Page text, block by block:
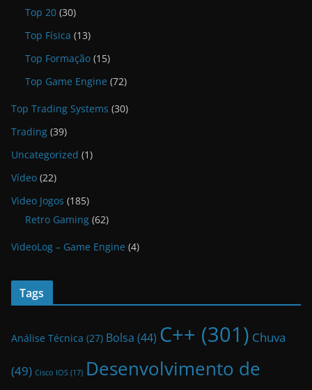
Top 20 (30)
Top Física (13)
Top Formação (15)
Top Game Engine (72)
Top Trading Systems (30)
Trading (39)
Uncategorized (1)
Vídeo (22)
Video Jogos (185)
Retro Gaming (62)
VideoLog – Game Engine (4)
Tags
Análise Técnica (27) Bolsa (44) C++ (301) Chuva
(49) Cisco IOS (17) Desenvolvimento de